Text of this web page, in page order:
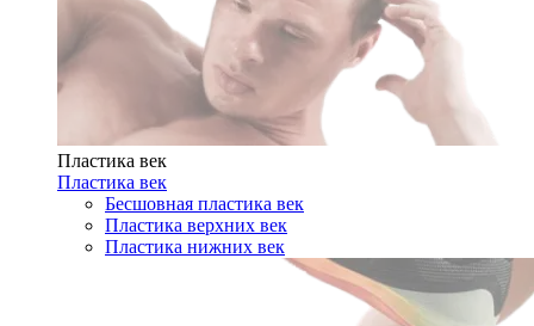
Пластика век
Пластика век
Бесшовная пластика век
Пластика верхних век
Пластика нижних век